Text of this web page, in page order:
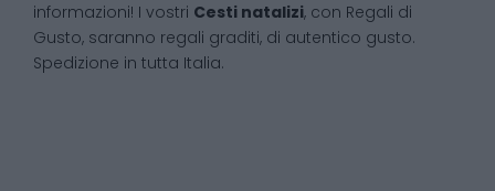
informazioni! I vostri Cesti natalizi, con Regali di
Gusto, saranno regali graditi, di autentico gusto.
Spedizione in tutta Italia.